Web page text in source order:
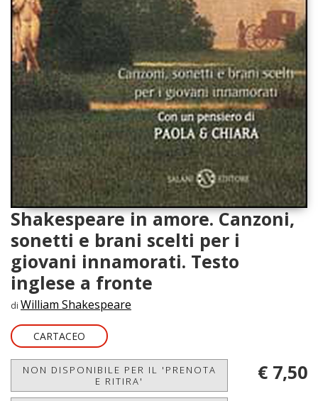
Shakespeare in amore. Canzoni,
sonetti e brani scelti per i
giovani innamorati. Testo
inglese a fronte
di William Shakespeare
CARTACEO
NON DISPONIBILE PER IL 'PRENOTA
E RITIRA'
€ 7,50